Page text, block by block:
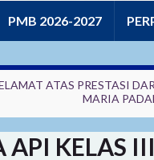
PMB 2026-2027
ATAS PRESTASI
MARIA
KELAS